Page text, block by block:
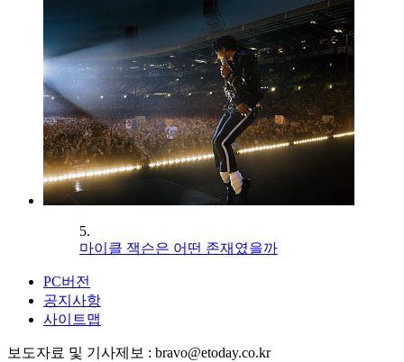
5.
마이클 잭슨은 어떤 존재였을까
PC버전
공지사항
사이트맵
보도자료 및 기사제보 : bravo@etoday.co.kr